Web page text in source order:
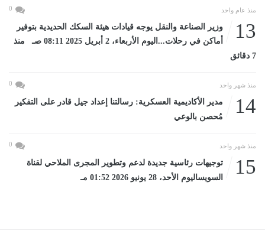
منذ عام واحد 0
13
وزير الصناعة والنقل يوجه قيادات هيئة السكك الحديدية بتوفير
أماكن في رحلات...اليوم الأربعاء، 2 أبريل 2025 08:11 صـ منذ
7 دقائق
منذ شهر واحد 0
14
مدير الأكاديمية العسكرية: رسالتنا إعداد جيل قادر على التفكير
مُحصن بالوعي
منذ شهر واحد 0
15
توجيهات رئاسية جديدة لدعم وتطوير المجرى الملاحي لقناة
السويساليوم الأحد، 28 يونيو 2026 01:52 مـ